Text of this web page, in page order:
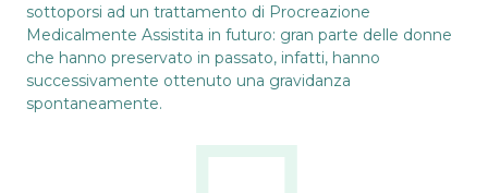
sottoporsi ad un trattamento di Procreazione
Medicalmente Assistita in futuro: gran parte delle donne
che hanno preservato in passato, infatti, hanno
successivamente ottenuto una gravidanza
spontaneamente.